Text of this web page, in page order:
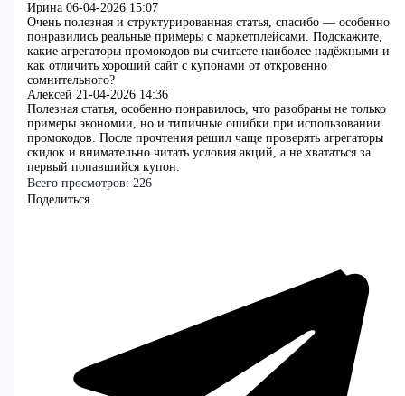
Ирина 06-04-2026 15:07
Очень полезная и структурированная статья, спасибо — особенно
понравились реальные примеры с маркетплейсами. Подскажите,
какие агрегаторы промокодов вы считаете наиболее надёжными и
как отличить хороший сайт с купонами от откровенно
сомнительного?
Алексей 21-04-2026 14:36
Полезная статья, особенно понравилось, что разобраны не только
примеры экономии, но и типичные ошибки при использовании
промокодов. После прочтения решил чаще проверять агрегаторы
скидок и внимательно читать условия акций, а не хвататься за
первый попавшийся купон.
Всего просмотров: 226
Поделиться